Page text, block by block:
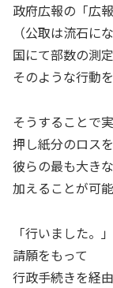
政府広報の「広
（公取は流石に
国にて部数の測
そのような行動を
そうすることで
押し紙分のロス
彼らの最も大き
加えることが可能
「行いました。
請願をもって
行政手続きを経